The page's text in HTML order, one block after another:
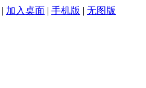
| 加入桌面 | 手机版 | 无图版